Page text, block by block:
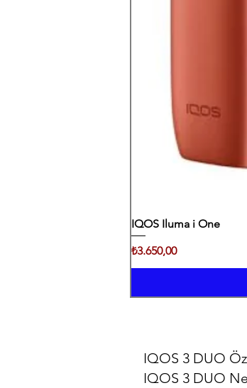
IQOS Iluma i One
Fiyat
₺3.650,00
IQOS 3 DUO
IQOS 3 DUO